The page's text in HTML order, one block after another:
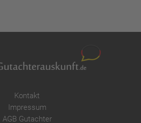
Kontakt
Impressum
AGB Gutachter